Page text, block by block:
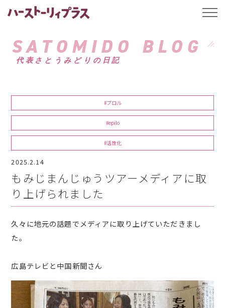
ハーストーリィプ
SATOMIDO BLOG
代表さとうみどりの日記
#プロル
#epilo
#活性化
2025.2.14
もみじまんじゅうツアーメディアに取
り上げられました
久々に地元の話題でメディアに取り上げていただきまし
た。
広島テレビと中国新聞さん
t
l
a
n